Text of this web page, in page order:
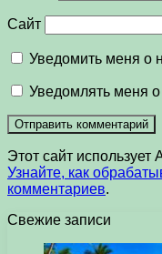
Сайт
Уведомить меня о
Уведомлять меня
Этот сайт
Узнайте, как
комментариев.
Свежие записи